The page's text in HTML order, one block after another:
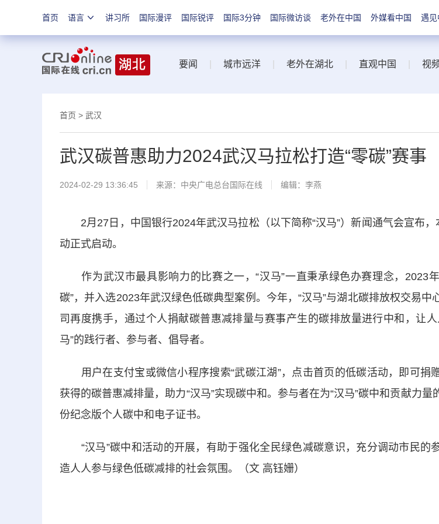
首页 语言 讲习所 国际漫评 国际锐评 国际3分钟 国际微访谈 老外在中国 外媒看中国 遇见
要闻 城市远洋 老外在湖北 直观中国 视
首页 > 武汉
武汉碳普惠助力2024武汉马拉松打造“零碳”赛事
2024-02-29 13:36:45 来源：中央广电总台国际在线 编辑：李燕
2月27日，中国银行2024年武汉马拉松（以下简称“汉马”）新闻通气会宣布，
动正式启动。
作为武汉市最具影响力的比赛之一，“汉马”一直秉承绿色办赛理念，2023年
碳”，并入选2023年武汉绿色低碳典型案例。今年，“汉马”与湖北碳排放权交易中
司再度携手，通过个人捐献碳普惠减排量与赛事产生的碳排放量进行中和，让人
马”的践行者、参与者、倡导者。
用户在支付宝或微信小程序搜索“武碳江湖”，点击首页的低碳活动，即可捐
获得的碳普惠减排量，助力“汉马”实现碳中和。参与者在为“汉马”碳中和贡献力量
份纪念版个人碳中和电子证书。
“汉马”碳中和活动的开展，有助于强化全民绿色减碳意识，充分调动市民的
造人人参与绿色低碳减排的社会氛围。（文 高钰姗）